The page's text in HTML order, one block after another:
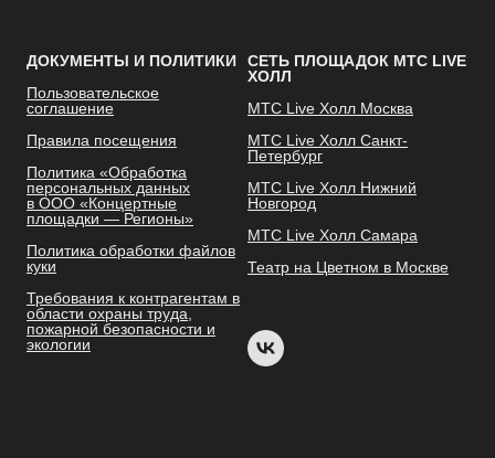
ДОКУМЕНТЫ И ПОЛИТИКИ
Пользовательское
соглашение
Правила посещения
Политика «Обработка
персональных данных
в ООО «Концертные
площадки — Регионы»
Политика обработки файлов
куки
Требования к контрагентам в
области охраны труда,
пожарной безопасности и
экологии
СЕТЬ ПЛОЩАДОК МТС LIVE
ХОЛЛ
МТС Live Холл Москва
МТС Live Холл Санкт-
Петербург
МТС Live Холл Нижний
Новгород
МТС Live Холл Самара
Театр на Цветном в Москве